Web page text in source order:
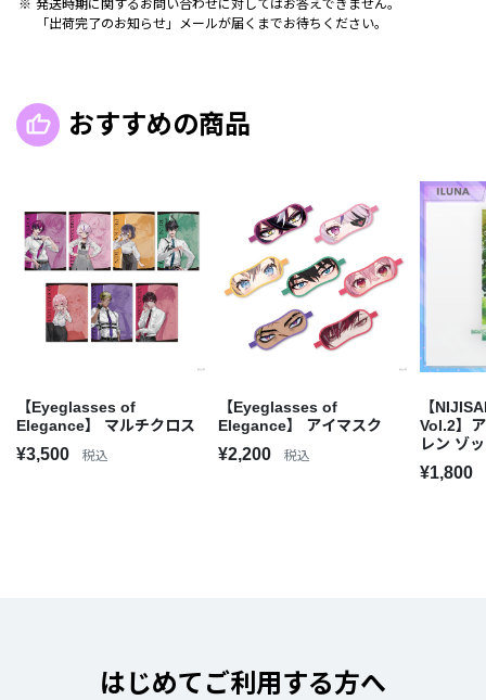
発送時期に関するお問い合わせに対してはお答えできません。
「出荷完了のお知らせ」メールが届くまでお待ちください。
おすすめの商品
【Eyeglasses of
Elegance】 マルチクロス
¥3,500 税込
【Eyeglasses of
Elegance】 アイマスク
¥2,200 税込
【
Vol.2】
レン ゾ
¥1,800
はじめてご利用する方へ